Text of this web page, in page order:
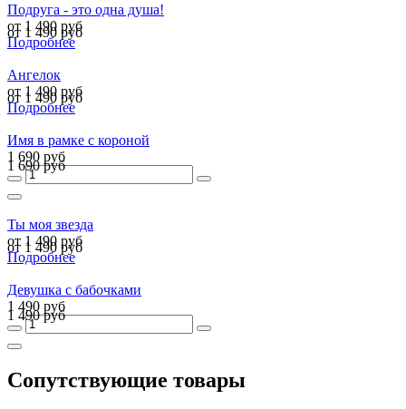
Подруга - это одна душа!
от 1 490 руб
от 1 490 руб
Подробнее
Ангелок
от 1 490 руб
от 1 490 руб
Подробнее
Имя в рамке с короной
1 690 руб
1 690 руб
Ты моя звезда
от 1 490 руб
от 1 490 руб
Подробнее
Девушка с бабочками
1 490 руб
1 490 руб
Сопутствующие товары